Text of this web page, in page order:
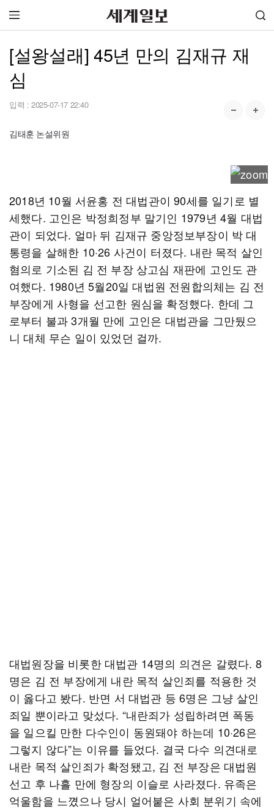
[설왕설래] 45년 만의 김재규 재
심
입력 : 2025-07-17 22:40
김태훈 논설위원
2018년 10월 서윤홍 전 대법관이 90세를 일기로 별
세했다. 고인은 박정희정부 말기인 1979년 4월 대법
관이 되었다. 얼마 뒤 김재규 중앙정보부장이 박 대
통령을 살해한 10·26 사건이 터졌다. 내란 목적 살인
혐의로 기소된 김 전 부장 상고심 재판에 고인도 관
여했다. 1980년 5월20일 대법원 전원합의체는 김 전
부장에게 사형을 선고한 원심을 확정했다. 한데 그
로부터 불과 3개월 만에 고인은 대법관을 그만뒀으
니 대체 무슨 일이 있었던 걸까.
대법원장을 비롯한 대법관 14명의 의견은 갈렸다. 8
명은 김 전 부장에게 내란 목적 살인죄를 적용한 것
이 옳다고 봤다. 반면 서 대법관 등 6명은 그냥 살인
죄일 뿐이라고 맞섰다. “내란죄가 성립하려면 폭동
을 일으킬 만한 다수인이 동원돼야 하는데 10·26은
그렇지 않다”는 이유를 들었다. 결국 다수 의견대로
내란 목적 살인죄가 확정됐고, 김 전 부장은 대법원
선고 후 나흘 만에 형장의 이슬로 사라졌다. 유족은
억울함을 느꼈으나 당시 얼어붙은 사회 분위기 속에